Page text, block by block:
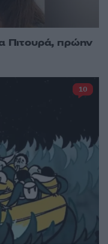
Πιτουρά, πρώην
10